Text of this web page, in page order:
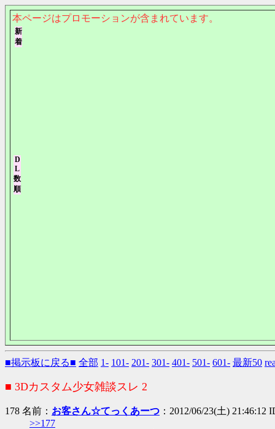
本ページはプロモーションが含まれています。
■掲示板に戻る■ 全部 1- 101- 201- 301- 401- 501- 601- 最新50
■ 3Dカスタム少女雑談スレ 2
178 名前： お客さん☆てっくあーつ ：2012/06/23(土) 21:46:12
>>177